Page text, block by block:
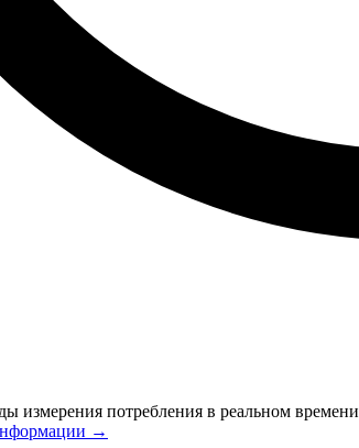
измерения потребления в реальном времени
→